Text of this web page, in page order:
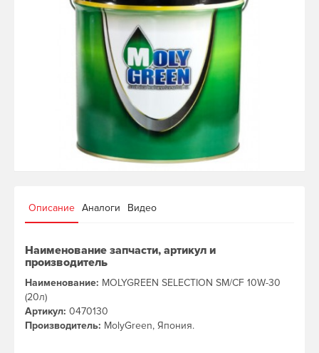
Описание Аналоги Видео
Наименование запчасти, артикул и
производитель
Наименование: MOLYGREEN SELECTION SM/CF 10W-30
(20л)
Артикул: 0470130
Производитель: MolyGreen, Япония.